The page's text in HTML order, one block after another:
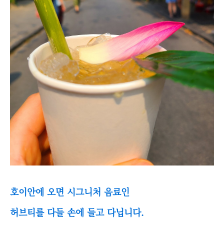
호이안에 오면 시그니처 음료인
허브티를 다들 손에 들고 다닙니다.